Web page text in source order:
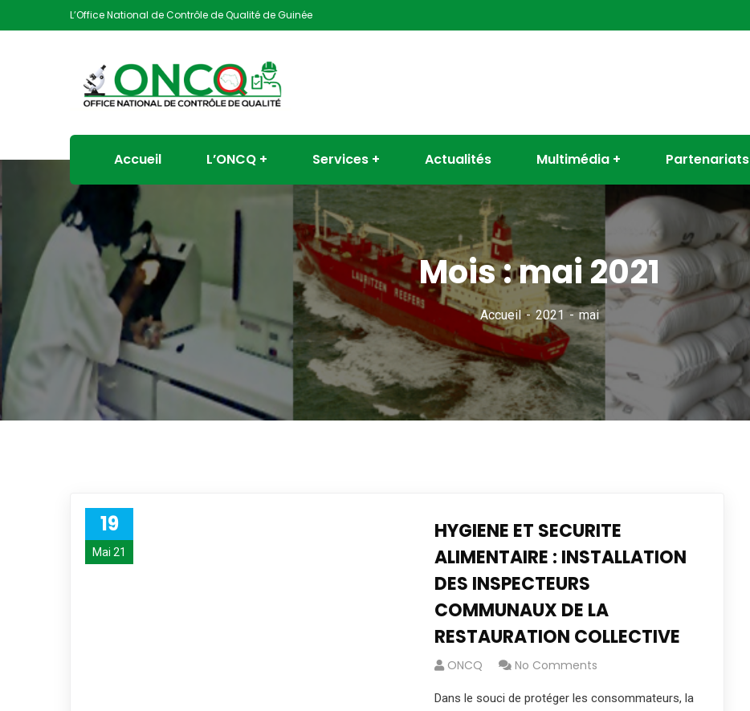
L’Office National de Contrôle de Qualité de Guinée
Accueil L’ONCQ Services Actualités Multimédia Partenariats
Mois :mai 2021
Accueil 2021 mai
19
Mai 21
HYGIENE ET SECURITE
ALIMENTAIRE : INSTALLATION
DES INSPECTEURS
COMMUNAUX DE LA
RESTAURATION COLLECTIVE
ONCQ No Comments
Dans le souci de protéger les consommateurs, la